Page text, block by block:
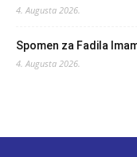
4. Augusta 2026.
Spomen za Fadila
4. Augusta 2026.